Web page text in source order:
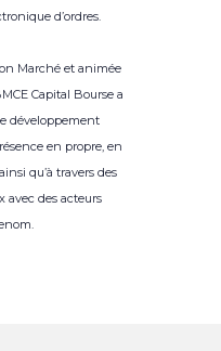
d’ordres.
Marché et animée
Capital Bourse a
développement
en propre, en
qu’à travers des
avec des acteurs